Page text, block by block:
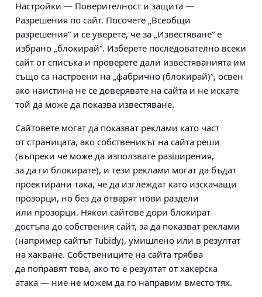
Настройки — Поверителност и защита —
Разрешения по сайт. Посочете „Всеобщи
разрешения“ и се уверете, че за „Известяване“ е
избрано „блокирай“. Изберете последователно всеки
сайт от списъка и проверете дали известяванията им
също са настроени на „фабрично (блокирай)“, освен
ако наистина не се доверявате на сайта и не искате
той да може да показва известяване.
Сайтовете могат да показват реклами като част
от страницата, ако собственикът на сайта реши
(въпреки че може да използвате разширения,
за да ги блокирате), и тези реклами могат да бъдат
проектирани така, че да изглеждат като изскачащи
прозорци, но без да отварят нови раздели
или прозорци. Някои сайтове дори блокират
достъпа до собствения сайт, за да показват реклами
(например сайтът Tubidy), умишлено или в резултат
на хакване. Собствениците на сайта трябва
да поправят това, ако то е резултат от хакерска
атака — ние не можем да го направим вместо тях.